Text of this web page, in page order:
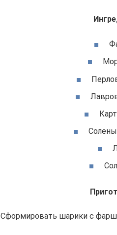
Сформировать шарики с